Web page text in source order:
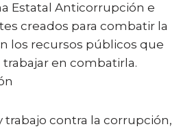
Estatal Anticorrupción e
creados para combatir la
los recursos públicos que
en combatirla.
trabajo contra la corrupción,